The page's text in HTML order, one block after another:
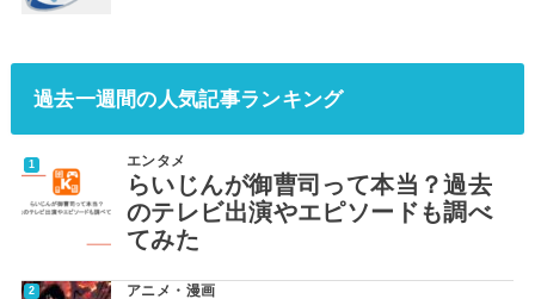
過去一週間の人気記事ランキング
エンタメ
らいじんが御曹司って本当？過去
のテレビ出演やエピソードも調べ
てみた
アニメ・漫画